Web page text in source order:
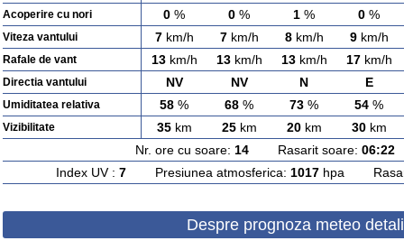
Acoperire cu nori 0 % 0 % 1 % 0 %
Viteza vantului 7km/h 7km/h 8km/h 9km/h
Rafale de vant 13km/h 13km/h 13km/h 17km/h
Directia vantului NV NV N E
Umiditatea relativa 58 % 68 % 73 % 54 %
Vizibilitate 35km 25km 20km 30km
Nr. ore cu soare: 14Rasarit soare: 06:22
Index UV : 7Presiunea atmosferica: 1017hpa
Despre prognoza meteo